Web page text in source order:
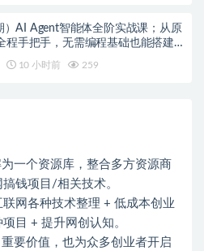
）AI Agent智能体全阶实战课；从原
程手把手，无需编程基础也能搭建
10 小时前 259
一个资源库，整合多方资源商
钱项目/相关技术。
网各种技术整理 + 低成本创业
目 + 提升网创认知。
要价值，也为众多创业者开启